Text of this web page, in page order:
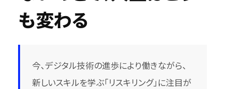
も変わる
今、デジタル技術の進歩により働きながら、
新しいスキルを学ぶ「リスキリング」に注目が